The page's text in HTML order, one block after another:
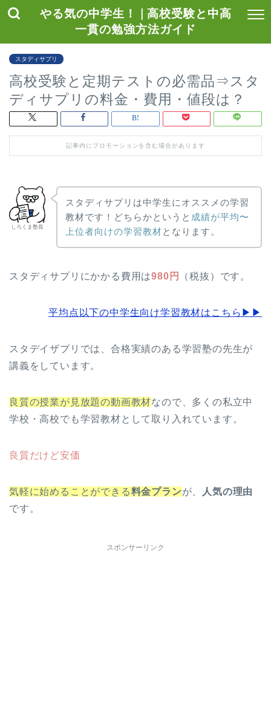
やる気の中学生！ | 高校受験と中高
一貫の勉強方法ガイド
スタディサプリ
高校受験と定期テストの必需品⇒スタ
ディサプリの料金・費用・値段は？
記事内にプロモーションを含む場合があります
しろくま塾長
スタディサプリは中学生にオススメの学習
教材です！どちらかというと 成績が平均〜
上位者向けの学習教材となります。
スタディサプリにかかる費用は980円 （税抜）です。
平均点以下の中学生向け学習教材はこちら▶︎▶︎
スタデイザプリでは、合格実績のある学習塾の先生が
講義をしています。
良質の授業が見放題の動画教材なので、多くの私立中
学校・高校でも学習教材として取り入れています。
良質だけど安価
気軽に始めることができる料金プランが、
人気の理由
です。
スポンサーリンク